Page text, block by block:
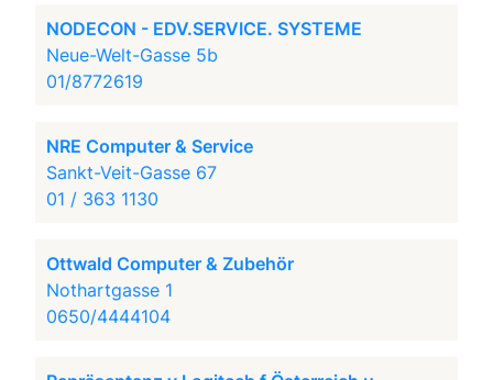
NODECON - EDV.SERVICE. SYSTEME
Neue-Welt-Gasse 5b
01/8772619
NRE Computer & Service
Sankt-Veit-Gasse 67
01 / 363 1130
Ottwald Computer & Zubehör
Nothartgasse 1
0650/4444104